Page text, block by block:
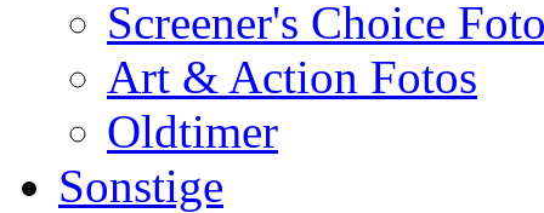
Screener's Choice
Art & Action Fotos
Oldtimer
Sonstige